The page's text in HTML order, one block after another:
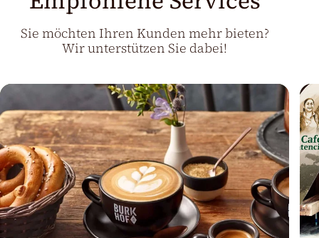
Sie möchten Ihren Kunden mehr bieten?
Wir unterstützen Sie dabei!